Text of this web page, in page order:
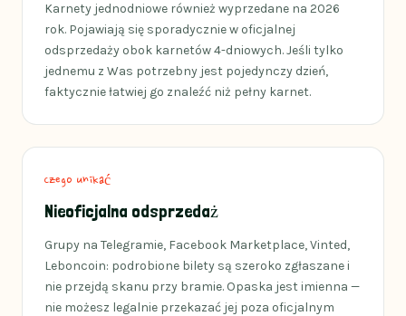
Karnety jednodniowe również wyprzedane na 2026
rok. Pojawiają się sporadycznie w oficjalnej
odsprzedaży obok karnetów 4-dniowych. Jeśli tylko
jednemu z Was potrzebny jest pojedynczy dzień,
faktycznie łatwiej go znaleźć niż pełny karnet.
Czego unikać
Nieoficjalna odsprzedaż
Grupy na Telegramie, Facebook Marketplace, Vinted,
Leboncoin: podrobione bilety są szeroko zgłaszane i
nie przejdą skanu przy bramie. Opaska jest imienna —
nie możesz legalnie przekazać jej poza oficjalnym